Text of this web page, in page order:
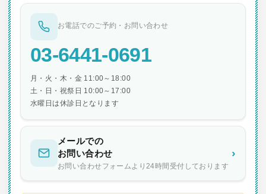
お電話でのご予約・お問い合わせ
03-6441-0691
月・火・木・金 11:00～18:00
土・日・祝祭日 10:00～17:00
水曜日は休診日となります
メールでの
お問い合わせ
お問い合わせフォームより24時間受付しております
›